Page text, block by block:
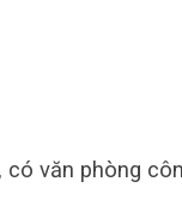
văn phòng